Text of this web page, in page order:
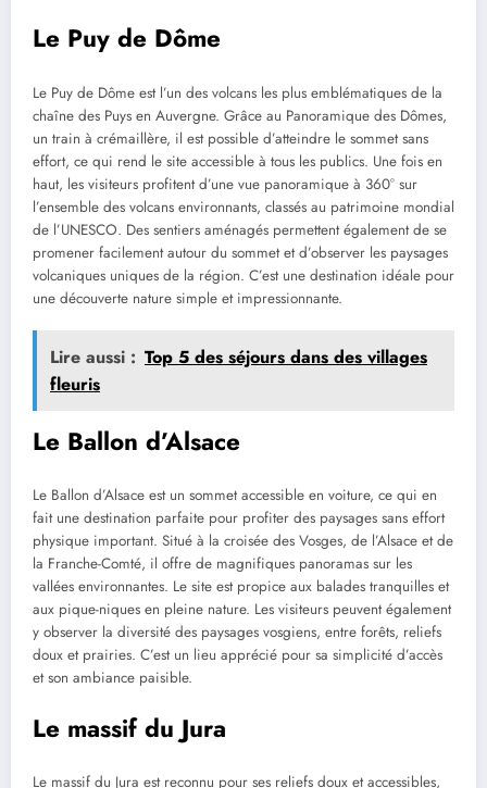
Le Puy de Dôme
Le Puy de Dôme est l’un des volcans les plus emblématiques de la
chaîne des Puys en Auvergne. Grâce au Panoramique des Dômes,
un train à crémaillère, il est possible d’atteindre le sommet sans
effort, ce qui rend le site accessible à tous les publics. Une fois en
haut, les visiteurs profitent d’une vue panoramique à 360° sur
l’ensemble des volcans environnants, classés au patrimoine mondial
de l’UNESCO. Des sentiers aménagés permettent également de se
promener facilement autour du sommet et d’observer les paysages
volcaniques uniques de la région. C’est une destination idéale pour
une découverte nature simple et impressionnante.
Lire aussi : Top 5 des séjours dans des villages
fleuris
Le Ballon d’Alsace
Le Ballon d’Alsace est un sommet accessible en voiture, ce qui en
fait une destination parfaite pour profiter des paysages sans effort
physique important. Situé à la croisée des Vosges, de l’Alsace et de
la Franche-Comté, il offre de magnifiques panoramas sur les
vallées environnantes. Le site est propice aux balades tranquilles et
aux pique-niques en pleine nature. Les visiteurs peuvent également
y observer la diversité des paysages vosgiens, entre forêts, reliefs
doux et prairies. C’est un lieu apprécié pour sa simplicité d’accès
et son ambiance paisible.
Le massif du Jura
Le massif du Jura est reconnu pour ses reliefs doux et accessibles,